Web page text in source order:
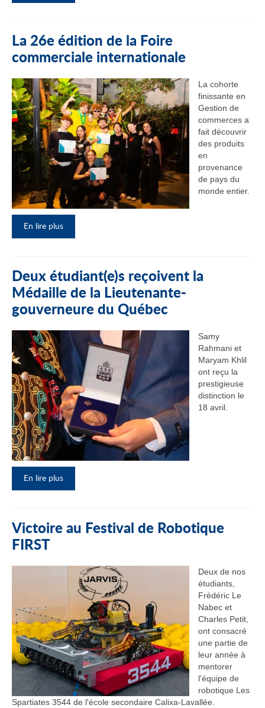
La 26e édition de la Foire
commerciale internationale
La cohorte
finissante en
Gestion de
commerces a
fait découvrir
des produits
en
provenance
de pays du
monde entier.
En lire plus
Deux étudiant(e)s reçoivent la
Médaille de la Lieutenante-
gouverneure du Québec
Samy
Rahmani et
Maryam Khlil
ont reçu la
prestigieuse
distinction le
18 avril.
En lire plus
Victoire au Festival de Robotique
FIRST
Deux de nos
étudiants,
Frédéric Le
Nabec et
Charles Petit,
ont consacré
une partie de
leur année à
mentorer
l'équipe de
robotique Les
Spartiates 3544 de l'école secondaire Calixa-Lavallée.